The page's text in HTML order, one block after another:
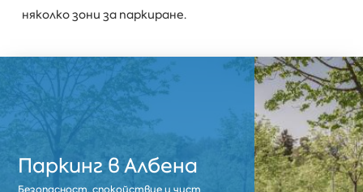
няколко зони за паркиране.
Паркинг в Албена